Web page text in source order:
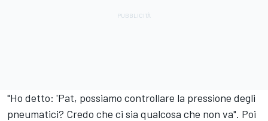
"Ho detto: 'Pat, possiamo controllare la pressione degli
pneumatici? Credo che ci sia qualcosa che non va". Poi